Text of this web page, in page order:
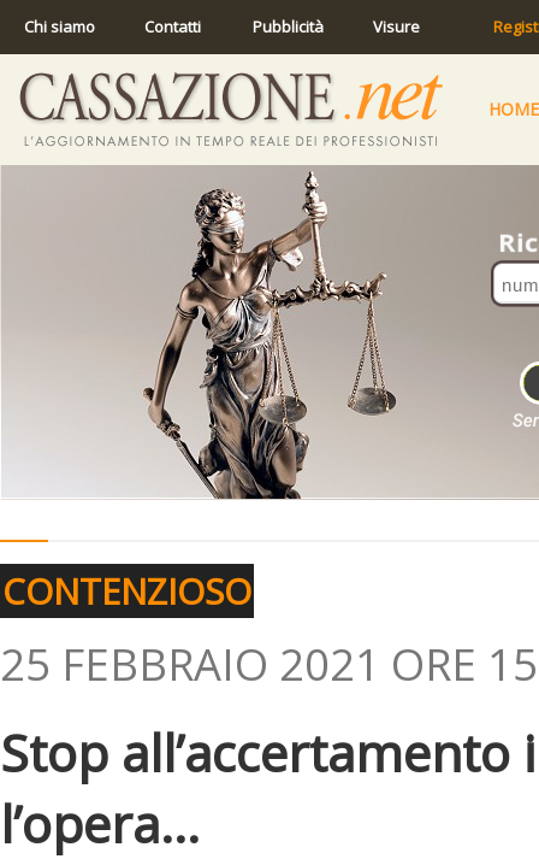
Chi siamo Contatti Pubblicità Visure
HOME
CONTENZIOSO
25 FEBBRAIO 2021 ORE
Stop
l’opera...